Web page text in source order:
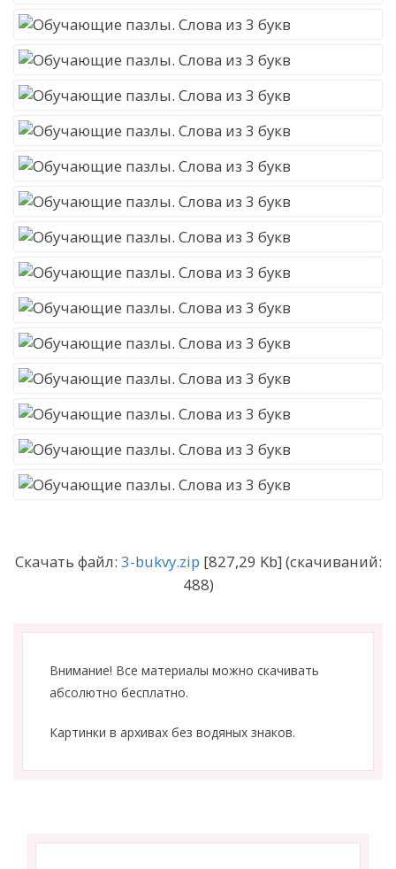
Скачать файл: 3-bukvy.zip [827,29 Kb] (cкачиваний:
488)
Внимание! Все материалы можно скачивать
абсолютно бесплатно.
Картинки в архивах без водяных знаков.